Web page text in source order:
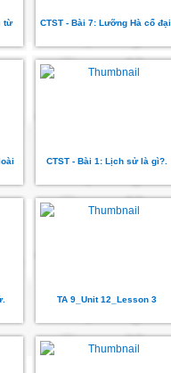
từ
CTST - Bài 7: Lưỡng Hà cổ đại.
CTST - Bài 1: Lịch sử là gì?.
TA 9_Unit 12_Lesson 3